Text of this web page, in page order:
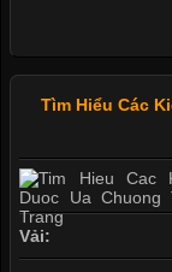
Tìm Hiểu Các
Vải: